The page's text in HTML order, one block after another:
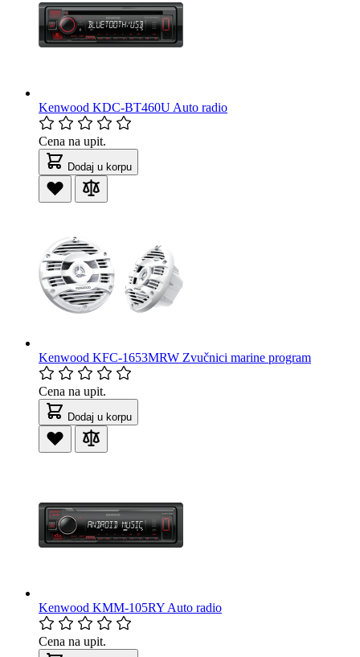
Kenwood KDC-BT460U Auto radio
Cena na upit.
Dodaj u korpu
Kenwood KFC-1653MRW Zvučnici marine program
Cena na upit.
Dodaj u korpu
Kenwood KMM-105RY Auto radio
Cena na upit.